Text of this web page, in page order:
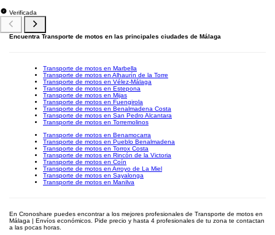
Verificada
Encuentra Transporte de motos en las principales ciudades de Málaga
Transporte de motos en Marbella
Transporte de motos en Alhaurín de la Torre
Transporte de motos en Vélez-Málaga
Transporte de motos en Estepona
Transporte de motos en Mijas
Transporte de motos en Fuengirola
Transporte de motos en Benalmadena Costa
Transporte de motos en San Pedro Alcantara
Transporte de motos en Torremolinos
Transporte de motos en Benamocarra
Transporte de motos en Pueblo Benalmadena
Transporte de motos en Torrox Costa
Transporte de motos en Rincón de la Victoria
Transporte de motos en Coín
Transporte de motos en Arroyo de La Miel
Transporte de motos en Sayalonga
Transporte de motos en Manilva
En Cronoshare puedes encontrar a los mejores profesionales de Transporte de motos en
Málaga | Envíos económicos. Pide precio y hasta 4 profesionales de tu zona te contactan
a las pocas horas.